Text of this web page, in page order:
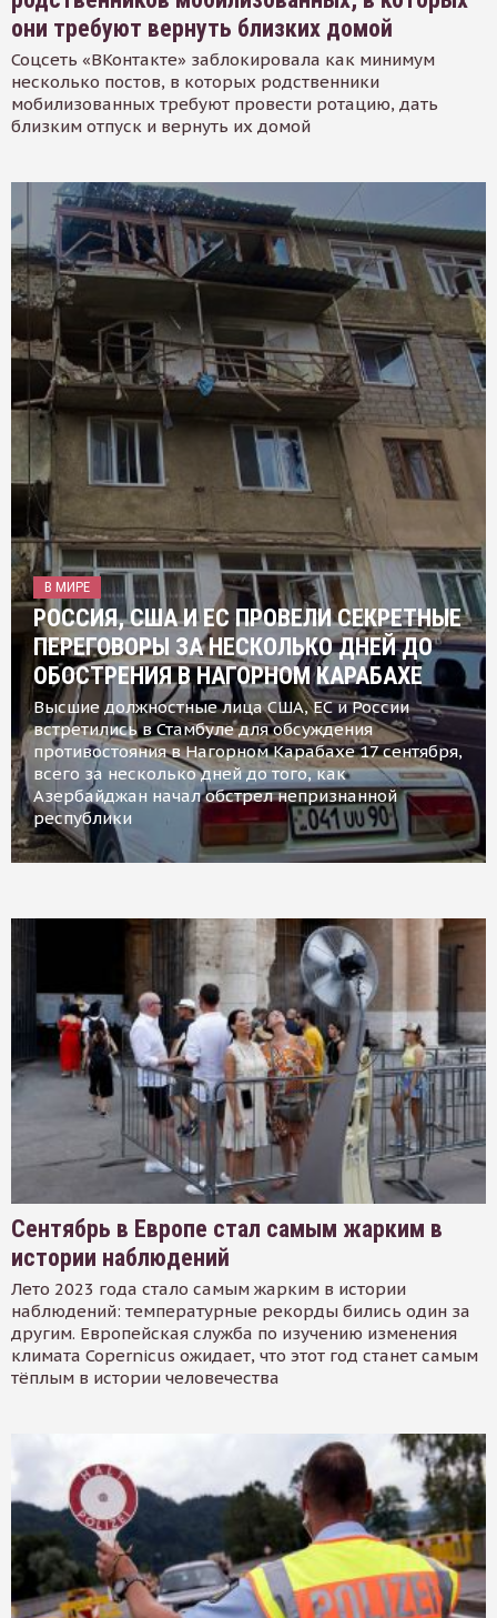
они требуют вернуть близких домой
Соцсеть «ВКонтакте» заблокировала как минимум
несколько постов, в которых родственники
мобилизованных требуют провести ротацию, дать
близким отпуск и вернуть их домой
В МИРЕ
РОССИЯ, США И ЕС ПРОВЕЛИ СЕКРЕТНЫЕ
ПЕРЕГОВОРЫ ЗА НЕСКОЛЬКО ДНЕЙ ДО
ОБОСТРЕНИЯ В НАГОРНОМ КАРАБАХЕ
Высшие должностные лица США, ЕС и России
встретились в Стамбуле для обсуждения
противостояния в Нагорном Карабахе 17 сентября,
всего за несколько дней до того, как
Азербайджан начал обстрел непризнанной
республики
Сентябрь в Европе стал самым жарким в
истории наблюдений
Лето 2023 года стало самым жарким в истории
наблюдений: температурные рекорды бились один за
другим. Европейская служба по изучению изменения
климата Copernicus ожидает, что этот год станет самым
тёплым в истории человечества